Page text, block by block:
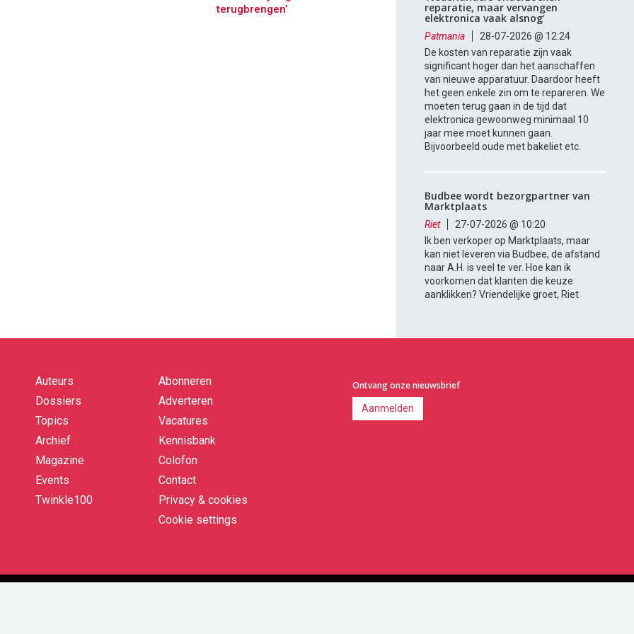
terugbrengen’
reparatie, maar vervangen
elektronica vaak alsnog’
Patmania
28-07-2026 @ 12:24
De kosten van reparatie zijn vaak
significant hoger dan het aanschaffen
van nieuwe apparatuur. Daardoor heeft
het geen enkele zin om te repareren. We
moeten terug gaan in de tijd dat
elektronica gewoonweg minimaal 10
jaar mee moet kunnen gaan.
Bijvoorbeeld oude met bakeliet etc.
Budbee wordt bezorgpartner van
Marktplaats
Riet
27-07-2026 @ 10:20
Ik ben verkoper op Marktplaats, maar
kan niet leveren via Budbee, de afstand
naar A.H. is veel te ver. Hoe kan ik
voorkomen dat klanten die keuze
aanklikken? Vriendelijke groet, Riet
Quick
links
Auteurs
Dossiers
Topics
Archief
Magazine
Events
Twinkle100
Abonneren
Adverteren
Vacatures
Kennisbank
Colofon
Contact
Privacy & cookies
Cookie settings
Ontvang onze nieuwsbrief
Aanmelden